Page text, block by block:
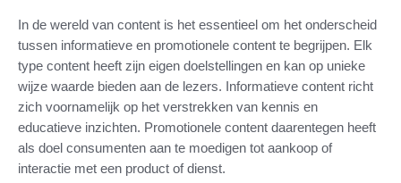
In de wereld van content is het essentieel om het onderscheid
tussen informatieve en promotionele content te begrijpen. Elk
type content heeft zijn eigen doelstellingen en kan op unieke
wijze waarde bieden aan de lezers. Informatieve content richt
zich voornamelijk op het verstrekken van kennis en
educatieve inzichten. Promotionele content daarentegen heeft
als doel consumenten aan te moedigen tot aankoop of
interactie met een product of dienst.